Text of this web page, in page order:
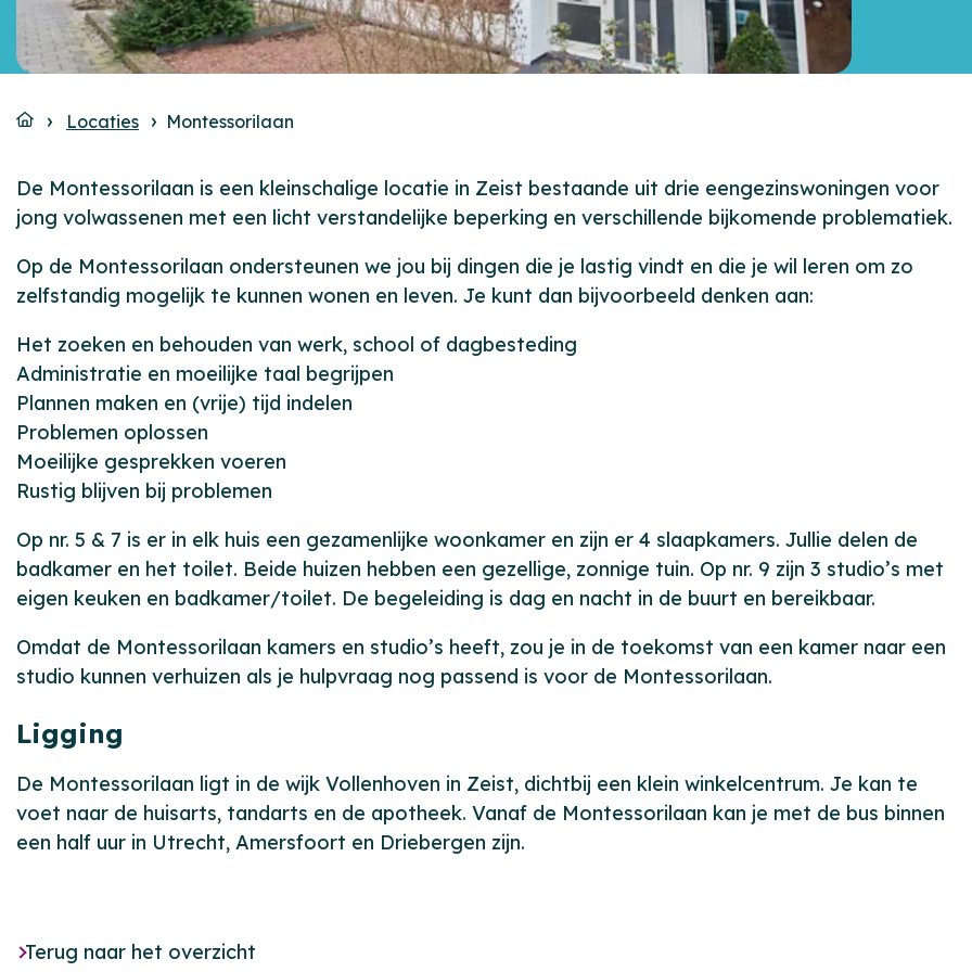
Locaties Montessorilaan
De Montessorilaan is een kleinschalige locatie in Zeist bestaande uit drie eengezinswoningen voor
jong volwassenen met een licht verstandelijke beperking en verschillende bijkomende problematiek.
Op de Montessorilaan ondersteunen we jou bij dingen die je lastig vindt en die je wil leren om zo
zelfstandig mogelijk te kunnen wonen en leven. Je kunt dan bijvoorbeeld denken aan:
Het zoeken en behouden van werk, school of dagbesteding
Administratie en moeilijke taal begrijpen
Plannen maken en (vrije) tijd indelen
Problemen oplossen
Moeilijke gesprekken voeren
Rustig blijven bij problemen
Op nr. 5 & 7 is er in elk huis een gezamenlijke woonkamer en zijn er 4 slaapkamers. Jullie delen de
badkamer en het toilet. Beide huizen hebben een gezellige, zonnige tuin. Op nr. 9 zijn 3 studio’s met
eigen keuken en badkamer/toilet. De begeleiding is dag en nacht in de buurt en bereikbaar.
Omdat de Montessorilaan kamers en studio’s heeft, zou je in de toekomst van een kamer naar een
studio kunnen verhuizen als je hulpvraag nog passend is voor de Montessorilaan.
Ligging
De Montessorilaan ligt in de wijk Vollenhoven in Zeist, dichtbij een klein winkelcentrum. Je kan te
voet naar de huisarts, tandarts en de apotheek. Vanaf de Montessorilaan kan je met de bus binnen
een half uur in Utrecht, Amersfoort en Driebergen zijn.
Terug naar het overzicht